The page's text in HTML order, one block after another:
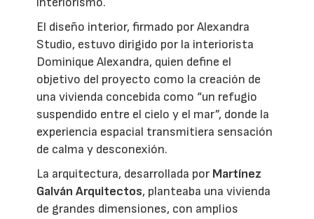
El diseño interior, firmado por Alexandra
Studio, estuvo dirigido por la interiorista
Dominique Alexandra, quien define el
objetivo del proyecto como la creación de
una vivienda concebida como “un refugio
suspendido entre el cielo y el mar”, donde la
experiencia espacial transmitiera sensación
de calma y desconexión.
La arquitectura, desarrollada por Martínez
Galván Arquitectos, planteaba una vivienda
de grandes dimensiones, con amplios